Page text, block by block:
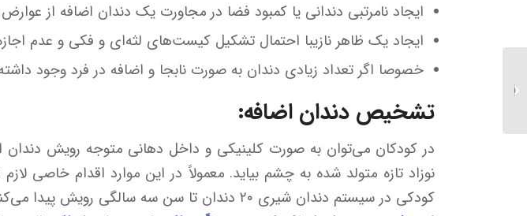
ایجاد نامرتبی دندانی یا کمبود فضا در مجاورت یک دندان اضافه از
ایجاد یک ظاهر نازیبا احتمال تشکیل کیست‌های لثه‌ای و فکی و عدم
خصوصا اگر تعداد زیادی دندان به صورت نابجا و اضافه در فرد وجود
تشخیص دندان اضافه:
در کودکان می‌توان به صورت کلینیکی و داخل دهانی متوجه رویش
نوزاد تازه متولد شده به چشم بیاید. معمولاً در این موارد اقدام خاصی
کودکی در سیستم دندان شیری ۲۰ دندان تا سن سه سالگی رویش پیدا می‌کند، در صورتی که دندان اضافه داشته باشیم این تعداد بیشتر از ٢٠ خواهد شد.
بهترین درمان برای دندان